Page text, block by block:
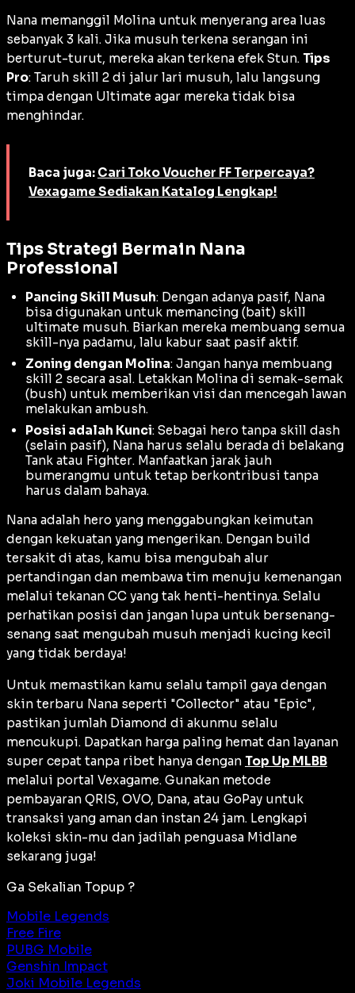
Nana memanggil Molina untuk menyerang area luas
sebanyak 3 kali. Jika musuh terkena serangan ini
berturut-turut, mereka akan terkena efek Stun. Tips
Pro: Taruh skill 2 di jalur lari musuh, lalu langsung
timpa dengan Ultimate agar mereka tidak bisa
menghindar.
Baca juga: Cari Toko Voucher FF Terpercaya?
Vexagame Sediakan Katalog Lengkap!
Tips Strategi Bermain Nana
Professional
Pancing Skill Musuh: Dengan adanya pasif, Nana
bisa digunakan untuk memancing (bait) skill
ultimate musuh. Biarkan mereka membuang semua
skill-nya padamu, lalu kabur saat pasif aktif.
Zoning dengan Molina: Jangan hanya membuang
skill 2 secara asal. Letakkan Molina di semak-semak
(bush) untuk memberikan visi dan mencegah lawan
melakukan ambush.
Posisi adalah Kunci: Sebagai hero tanpa skill dash
(selain pasif), Nana harus selalu berada di belakang
Tank atau Fighter. Manfaatkan jarak jauh
bumerangmu untuk tetap berkontribusi tanpa
harus dalam bahaya.
Nana adalah hero yang menggabungkan keimutan
dengan kekuatan yang mengerikan. Dengan build
tersakit di atas, kamu bisa mengubah alur
pertandingan dan membawa tim menuju kemenangan
melalui tekanan CC yang tak henti-hentinya. Selalu
perhatikan posisi dan jangan lupa untuk bersenang-
senang saat mengubah musuh menjadi kucing kecil
yang tidak berdaya!
Untuk memastikan kamu selalu tampil gaya dengan
skin terbaru Nana seperti "Collector" atau "Epic",
pastikan jumlah Diamond di akunmu selalu
mencukupi. Dapatkan harga paling hemat dan layanan
super cepat tanpa ribet hanya dengan Top Up MLBB
melalui portal Vexagame. Gunakan metode
pembayaran QRIS, OVO, Dana, atau GoPay untuk
transaksi yang aman dan instan 24 jam. Lengkapi
koleksi skin-mu dan jadilah penguasa Midlane
sekarang juga!
Ga Sekalian Topup ?
Mobile Legends
Free Fire
PUBG Mobile
Genshin Impact
Joki Mobile Legends